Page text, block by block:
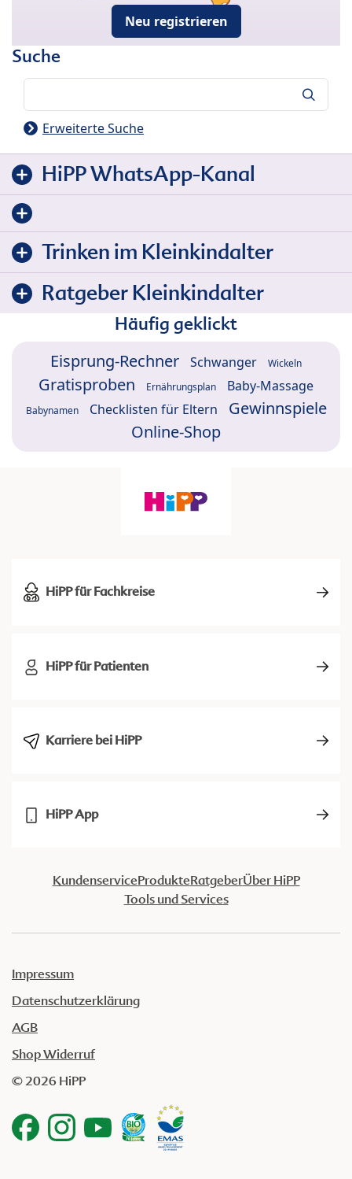
Neu registrieren
Suche
Erweiterte Suche
HiPP WhatsApp-Kanal
Trinken im Kleinkindalter
Ratgeber Kleinkindalter
Häufig geklickt
Eisprung-Rechner Schwanger Wickeln
Gratisproben Ernährungsplan Baby-Massage
Babynamen Checklisten für Eltern
Gewinnspiele
Online-Shop
HiPP für Fachkreise
HiPP für Patienten
Karriere bei HiPP
HiPP App
KundenserviceProdukteRatgeberÜber HiPP
Tools und Services
Impressum
Datenschutzerklärung
AGB
Shop Widerruf
© 2026 HiPP